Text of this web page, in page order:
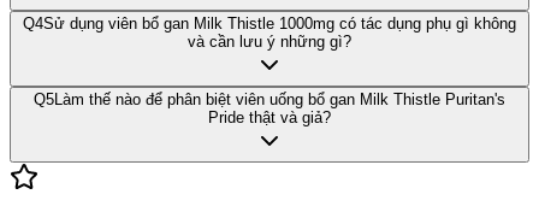
Q4Sử dụng viên bổ gan Milk Thistle 1000mg có tác dụng phụ gì không
và cần lưu ý những gì?
Q5Làm thế nào để phân biệt viên uống bổ gan Milk Thistle Puritan's
Pride thật và giả?